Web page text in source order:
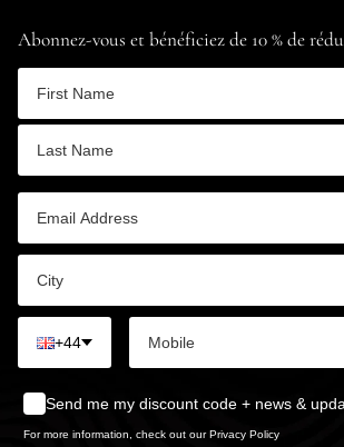
Abonnez-vous et bénéficiez de 10 % de
+44
Send me my discount code + news &
For more information, check out our Privacy Policy